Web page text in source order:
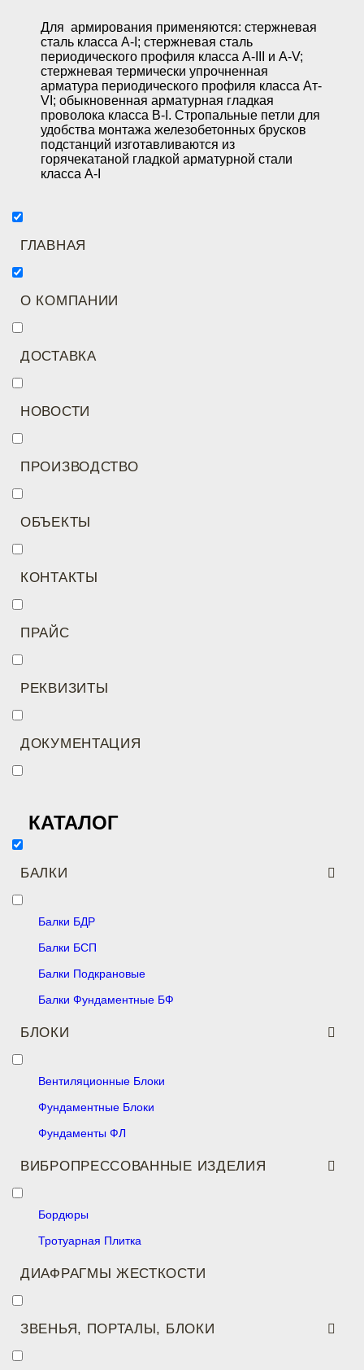
Для армирования применяются: стержневая
сталь класса А-I; стержневая сталь
периодического профиля класса А-III и A-V;
стержневая термически упрочненная
арматура периодического профиля класса Ат-
VI; обыкновенная арматурная гладкая
проволока класса В-I. Стропальные петли для
удобства монтажа железобетонных брусков
подстанций изготавливаются из
горячекатаной гладкой арматурной стали
класса А-I
ГЛАВНАЯ
О КОМПАНИИ
ДОСТАВКА
НОВОСТИ
ПРОИЗВОДСТВО
ОБЪЕКТЫ
КОНТАКТЫ
ПРАЙС
РЕКВИЗИТЫ
ДОКУМЕНТАЦИЯ
КАТАЛОГ
БАЛКИ
Балки БДР
Балки БСП
Балки Подкрановые
Балки Фундаментные БФ
БЛОКИ
Вентиляционные Блоки
Фундаментные Блоки
Фундаменты ФЛ
ВИБРОПРЕССОВАННЫЕ ИЗДЕЛИЯ
Бордюры
Тротуарная Плитка
ДИАФРАГМЫ ЖЕСТКОСТИ
ЗВЕНЬЯ, ПОРТАЛЫ, БЛОКИ